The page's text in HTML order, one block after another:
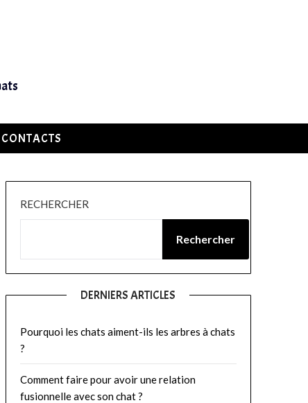
CONTACTS
RECHERCHER
Rechercher
DERNIERS ARTICLES
Pourquoi les chats aiment-ils les arbres à chats
?
Comment faire pour avoir une relation
fusionnelle avec son chat ?